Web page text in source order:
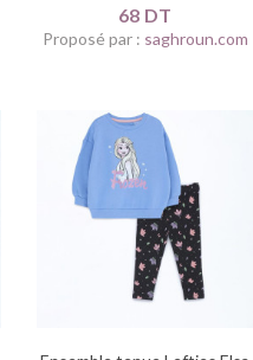
68 DT
Proposé par : saghroun.com